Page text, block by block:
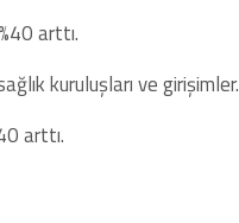
arttı.
kuruluşları ve girişimler.
arttı.